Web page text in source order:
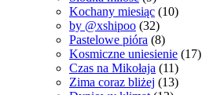
Kochany miesiąc (10)
by @xshipoo (32)
Pastelowe pióra (8)
Kosmiczne uniesienie (17)
Czas na Mikołaja (11)
Zima coraz bliżej (13)